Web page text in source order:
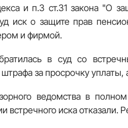
и п.3 ст.31 закона "О
иск о защите прав
и фирмой.
в суд со
за просрочку уплаты,
ведомства в
встречного иска